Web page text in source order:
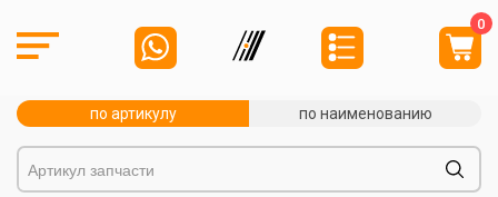
0
по артикулу по наименованию